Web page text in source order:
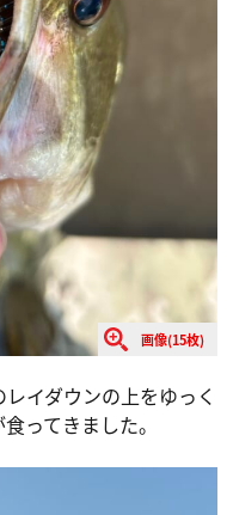
画像(15枚)
イダウンの上をゆっく
ってきました。